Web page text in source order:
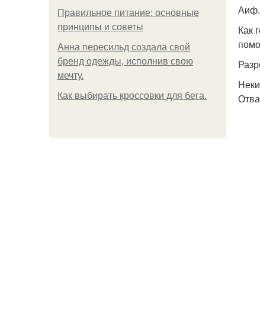
Правильное питание: основные
принципы и советы
Анна пересильд создала свой
бренд одежды, исполнив свою
мечту.
Как выбирать кроссовки для бега.
Как